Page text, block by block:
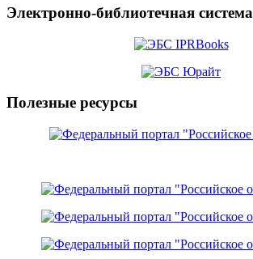
Электронно-библиотечная система
Полезные ресурсы